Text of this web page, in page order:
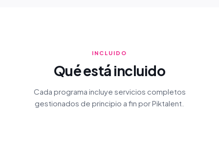
INCLUIDO
Qué está incluido
Cada programa incluye servicios completos
gestionados de principio a fin por Piktalent.